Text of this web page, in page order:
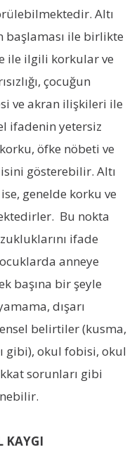
Altı
başlaması ile birlikte
ile ilgili korkular ve
çocuğun
ve akran ilişkileri ile
ifadenin yetersiz
öfke nöbeti ve
gösterebilir. Altı
genelde korku ve
Bu nokta
ifade
anneye
başına bir şeyle
dışarı
belirtiler (kusma,
gibi), okul fobisi, okul
sorunları gibi
KAYGI